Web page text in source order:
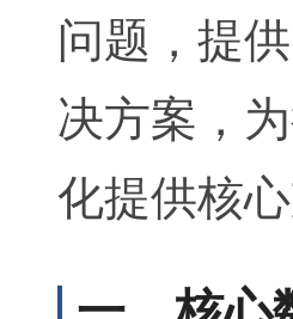
问题，提
决方案，
化提供核